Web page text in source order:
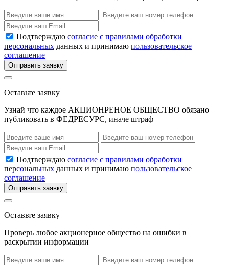
Подтверждаю согласие с правилами обработки
персональных данных и принимаю пользовательское
соглашение
Отправить заявку
Оставьте заявку
Узнай что каждое АКЦИОНРЕНОЕ ОБЩЕСТВО обязано
публиковать в ФЕДРЕСУРС, иначе штраф
Подтверждаю согласие с правилами обработки
персональных данных и принимаю пользовательское
соглашение
Отправить заявку
Оставьте заявку
Проверь любое акционерное общество на ошибки в
раскрытии информации